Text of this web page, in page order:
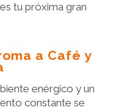
es tu próxima gran
a Café y
enérgico y un
constante se